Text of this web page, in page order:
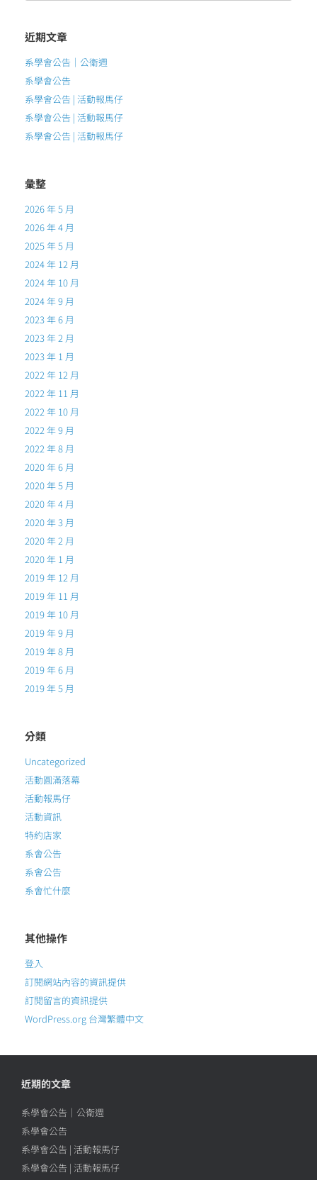
近期文章
系學會公告｜公衛週
系學會公告
系學會公告 | 活動報馬仔
系學會公告 | 活動報馬仔
系學會公告 | 活動報馬仔
彙整
2026 年 5 月
2026 年 4 月
2025 年 5 月
2024 年 12 月
2024 年 10 月
2024 年 9 月
2023 年 6 月
2023 年 2 月
2023 年 1 月
2022 年 12 月
2022 年 11 月
2022 年 10 月
2022 年 9 月
2022 年 8 月
2020 年 6 月
2020 年 5 月
2020 年 4 月
2020 年 3 月
2020 年 2 月
2020 年 1 月
2019 年 12 月
2019 年 11 月
2019 年 10 月
2019 年 9 月
2019 年 8 月
2019 年 6 月
2019 年 5 月
分類
Uncategorized
活動圓滿落幕
活動報馬仔
活動資訊
特約店家
系會公告
系會公告
系會忙什麼
其他操作
登入
訂閱網站內容的資訊提供
訂閱留言的資訊提供
WordPress.org 台灣繁體中文
近期的文章
系學會公告｜公衛週
系學會公告
系學會公告 | 活動報馬仔
系學會公告 | 活動報馬仔